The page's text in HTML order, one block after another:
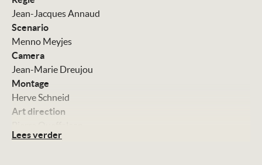
Jean-Jacques Annaud
Scenario
Menno Meyjes
Camera
Jean-Marie Dreujou
Montage
Herve Schneid
Art direction
Muziek
Lees verder